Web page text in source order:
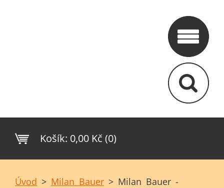
Košík: 0,00 Kč (0)
Úvod > Milan Bauer > Milan Bauer -